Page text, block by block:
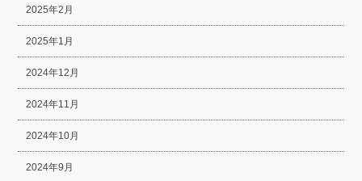
2025年2月
2025年1月
2024年12月
2024年11月
2024年10月
2024年9月